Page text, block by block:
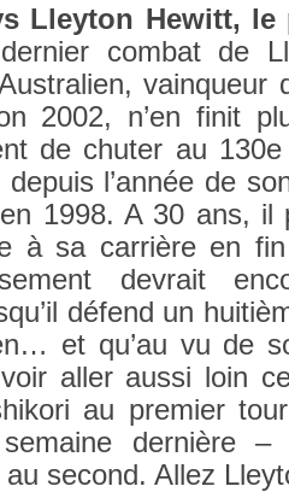
Lleyton Hewitt, le
com­bat de
vain­queur
2002, n’en finit
de chut­er au
l’année de
1998. A 30 ans, il
à sa carrière en fin
de­vrait
défend un
et qu’au vu de
aller aussi loin
au pre­mi­er
dernière –
au second. Allez